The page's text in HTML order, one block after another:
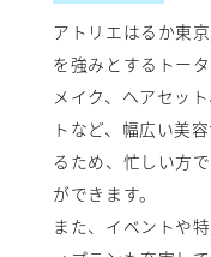
アトリエはるか東
を強みとするトー
メイク、ヘアセッ
トなど、幅広い美
るため、忙しい方
ができます。
また、イベントや